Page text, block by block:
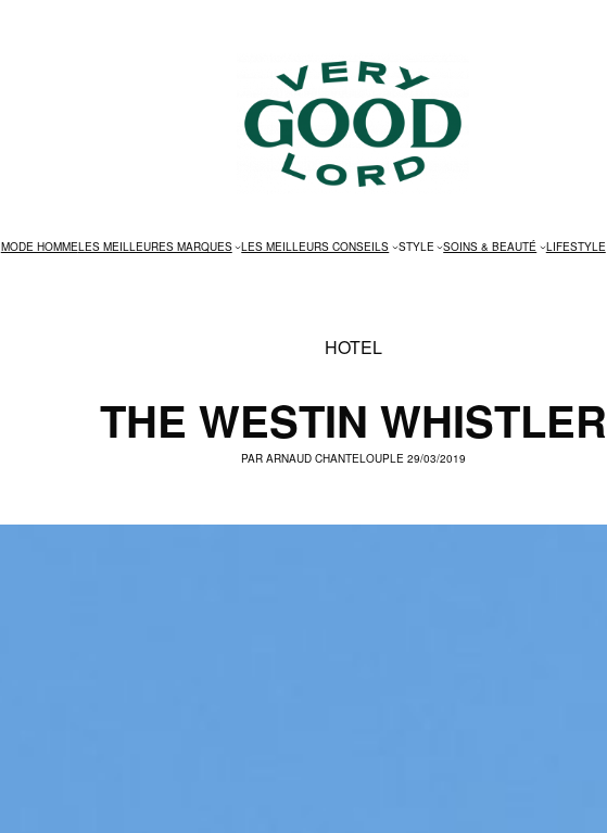
MODE HOMMELES MEILLEURES MARQUES LES MEILLEURS CONSEILS STYLE SOINS & BEAUTÉ LIFESTYLE
HOTEL
THE WESTIN WHISTLER
PAR ARNAUD CHANTELOUPLE 29/03/2019